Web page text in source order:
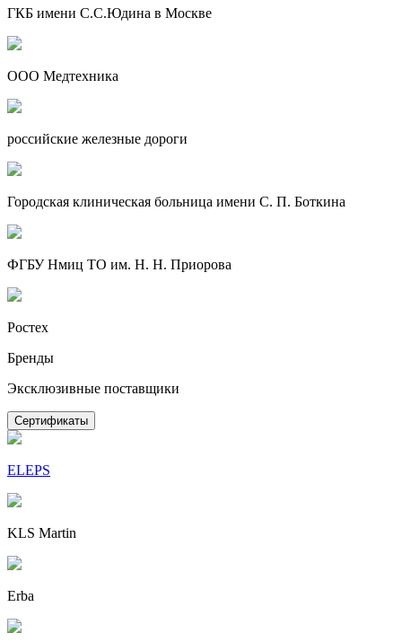
ГКБ имени С.С.Юдина в Москве
ООО Медтехника
российские железные дороги
Городская клиническая больница имени С. П. Боткина
ФГБУ Нмиц ТО им. Н. Н. Приорова
Ростех
Бренды
Эксклюзивные поставщики
Сертификаты
ELEPS
KLS Martin
Erba